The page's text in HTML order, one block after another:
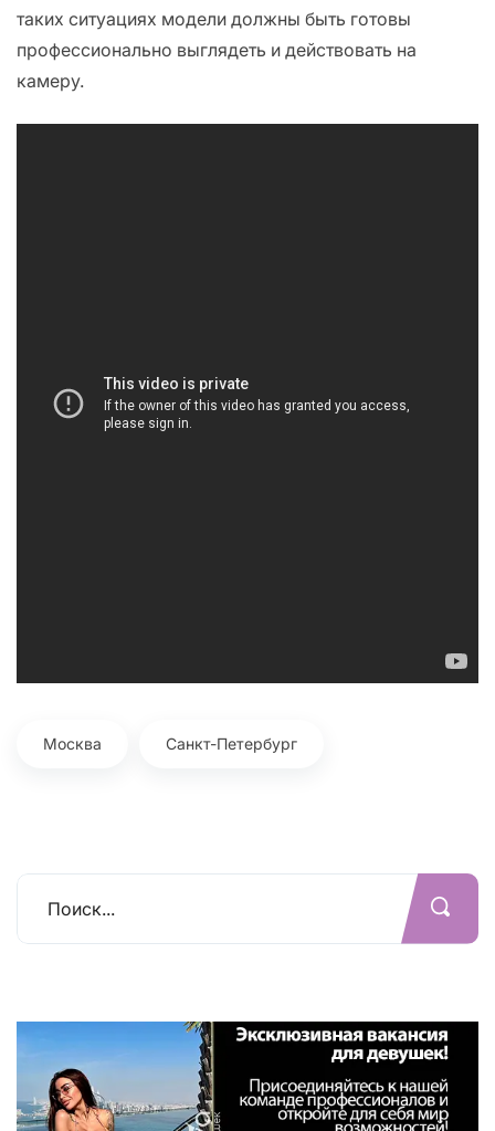
таких ситуациях модели должны быть готовы
профессионально выглядеть и действовать на
камеру.
Москва Санкт-Петербург